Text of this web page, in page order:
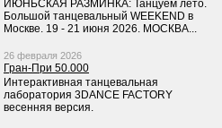
ИЮНЬСКАЯ РАЗМИНКА: Танцуем лето.
Большой танцевальный WEEKEND в
Москве. 19 - 21 июня 2026. МОСКВА...
26 февраля 2026
Гран-При 50.000
Интерактивная танцевальная
лаборатория 3DANCE FACTORY
весенняя версия.